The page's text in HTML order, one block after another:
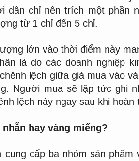
dân chỉ nên trích một phần
từ 1 chỉ đến 5 chỉ.
lớn vào thời điểm này
là do các doanh nghiệp
lệch giữa giá mua vào
Người mua sẽ lập tức ghi
lệch này ngay sau khi hoàn
nhẫn hay vàng miếng?
cung cấp ba nhóm sản phẩm